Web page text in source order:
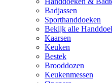
Badjassen
Sporthanddoeken
Bekijk alle
Kaarsen
Keuken
Bestek
Brooddozen
Keukenmessen